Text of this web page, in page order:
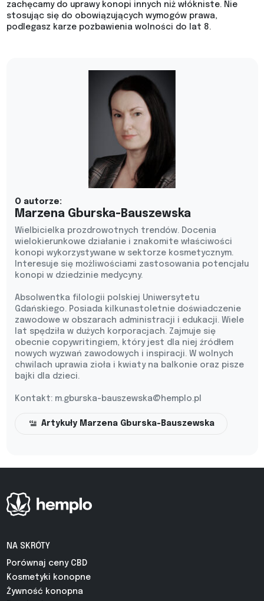
zachęcamy do uprawy konopi innych niż włókniste. Nie
stosując się do obowiązujących wymogów prawa,
podlegasz karze pozbawienia wolności do lat 8.
O autorze:
Marzena Gburska-Bauszewska
Wielbicielka prozdrowotnych trendów. Docenia
wielokierunkowe działanie i znakomite właściwości
konopi wykorzystywane w sektorze kosmetycznym.
Interesuje się możliwościami zastosowania potencjału
konopi w dziedzinie medycyny.
Absolwentka filologii polskiej Uniwersytetu
Gdańskiego. Posiada kilkunastoletnie doświadczenie
zawodowe w obszarach administracji i edukacji. Wiele
lat spędziła w dużych korporacjach. Zajmuje się
obecnie copywritingiem, który jest dla niej źródłem
nowych wyzwań zawodowych i inspiracji. W wolnych
chwilach uprawia zioła i kwiaty na balkonie oraz pisze
bajki dla dzieci.
Kontakt: m.gburska-bauszewska@hemplo.pl
Artykuły Marzena Gburska-Bauszewska
NA SKRÓTY
Porównaj ceny CBD
Kosmetyki konopne
Żywność konopna